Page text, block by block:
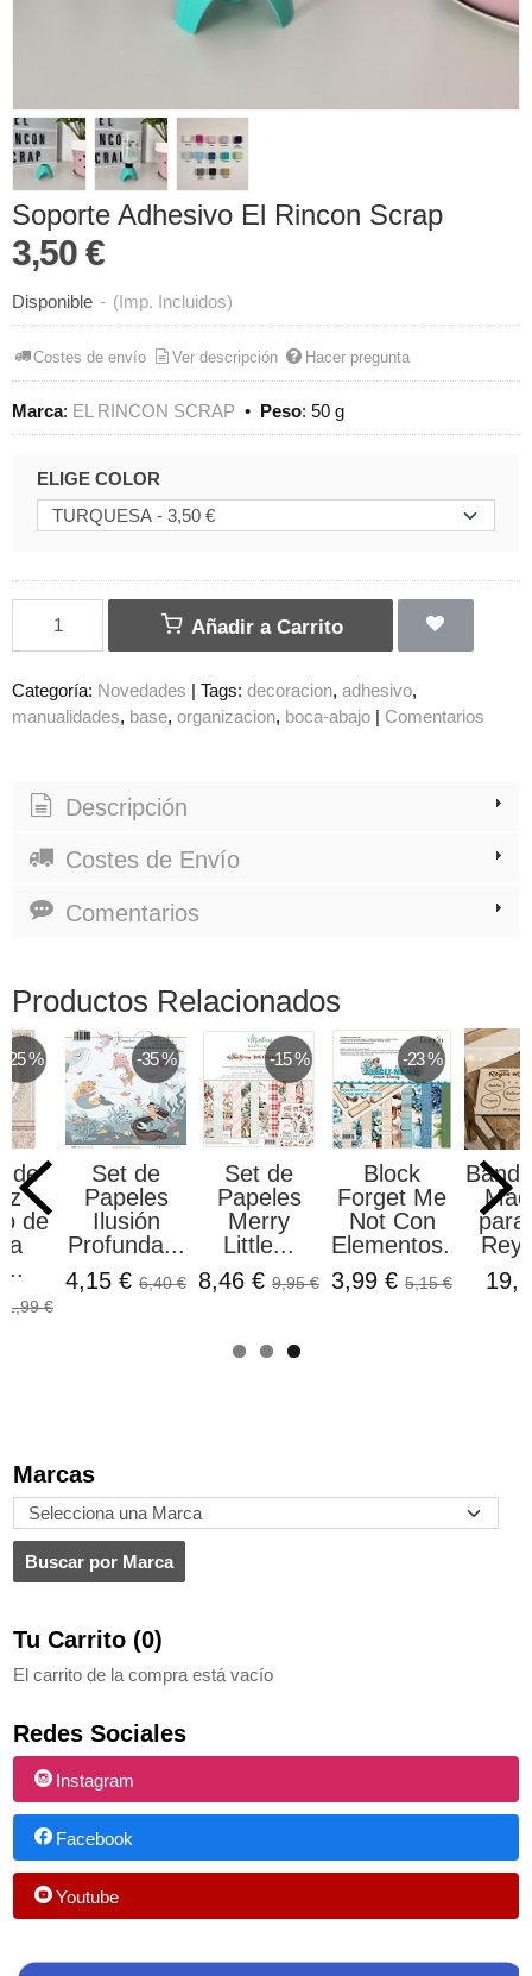
Marcas
Tu Carrito (0)
El carrito de la compra está vacío
Redes Sociales
Instagram
Facebook
Youtube
Soporte Adhesivo El Rincon Scrap
3,50 €
Disponible - (Imp. Incluidos)
Costes de envío Ver descripción Hacer pregunta
Marca: EL RINCON SCRAP • Peso: 50 g
ELIGE COLOR
Añadir a Carrito
Categoría: Novedades | Tags: decoracion adhesivo
manualidades base organizacion boca-abajo | Comentarios
Descripción
Costes de Envío
Comentarios
Productos Relacionados
-25 %
de
de
1,99 €
-35 %
Set de
Papeles
Ilusión
Profunda...
4,15 € 6,40 €
-15 %
Set de
Papeles
Merry
Little...
8,46 € 9,95 €
-23 %
Block
Forget Me
Not Con
Elementos...
3,99 € 5,15 €
para